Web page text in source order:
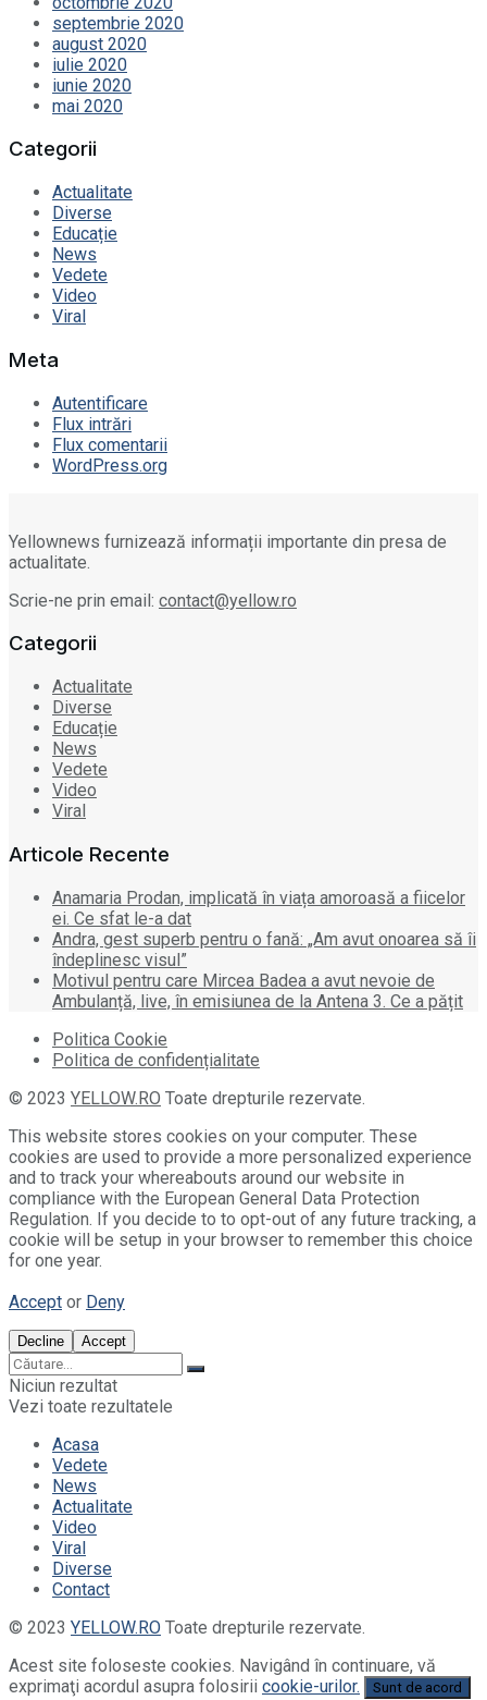
septembrie 2020
august 2020
iulie 2020
iunie 2020
mai 2020
Categorii
Actualitate
Diverse
Educație
News
Vedete
Video
Viral
Meta
Autentificare
Flux intrări
Flux comentarii
WordPress.org
Yellownews furnizează informații importante din presa de
actualitate.
Scrie-ne prin email: contact@yellow.ro
Categorii
Actualitate
Diverse
Educație
News
Vedete
Video
Viral
Articole Recente
Anamaria Prodan, implicată în viața amoroasă a fiicelor
ei. Ce sfat le-a dat
Andra, gest superb pentru o fană: „Am avut onoarea să îi
îndeplinesc visul”
Motivul pentru care Mircea Badea a avut nevoie de
Ambulanță, live, în emisiunea de la Antena 3. Ce a pățit
Politica Cookie
Politica de confidențialitate
© 2023 YELLOW.RO Toate drepturile rezervate.
This website stores cookies on your computer. These
cookies are used to provide a more personalized experience
and to track your whereabouts around our website in
compliance with the European General Data Protection
Regulation. If you decide to to opt-out of any future tracking, a
cookie will be setup in your browser to remember this choice
for one year.
Accept or Deny
Decline Accept
Niciun rezultat
Vezi toate rezultatele
Acasa
Vedete
News
Actualitate
Video
Viral
Diverse
Contact
© 2023 YELLOW.RO Toate drepturile rezervate.
Acest site foloseste cookies. Navigând în continuare, vă
exprimaţi acordul asupra folosirii cookie-urilor. Sunt de acord